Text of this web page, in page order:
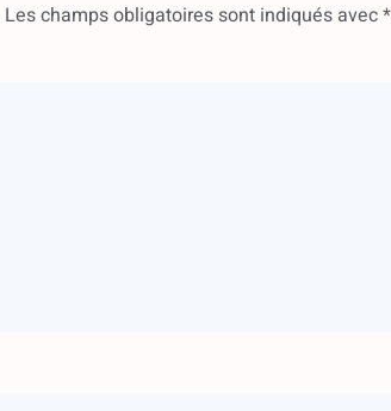
Les champs obligatoires sont indiqués avec*